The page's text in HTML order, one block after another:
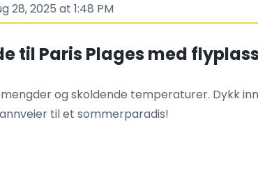
28, 2025 at 1:48 PM
til Paris Plages med
og skoldende temperaturer. Dykk
til et sommerparadis!